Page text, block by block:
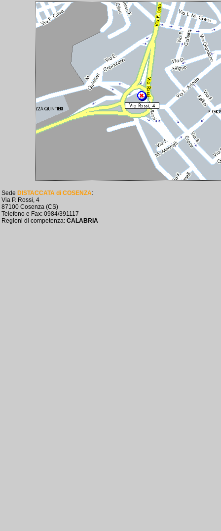
Sede DISTACCATA di COSENZA:
Via P. Rossi, 4
87100 Cosenza (CS)
Telefono e Fax: 0984/391117
Regioni di competenza: CALABRIA